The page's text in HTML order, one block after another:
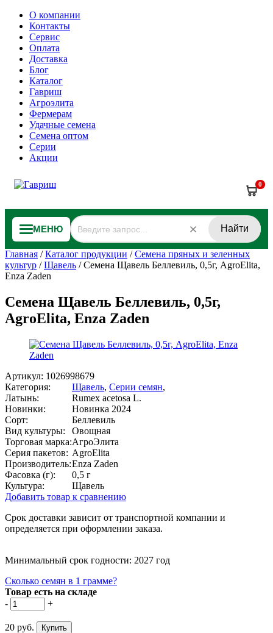
О компании
Контакты
Сервис
Оплата
Доставка
Блог
Каталог
Гавриш
Агроэлита
Фермерам
Удачные семена
Семена оптом
Серии
Акции
0
МЕНЮ Найти
Главная /Каталог продукции /Семена пряных и зеленных
культур /Щавель /Семена Щавель Беллевиль, 0,5г, AgroElita,
Enza Zaden
Семена Щавель Беллевиль, 0,5г,
AgroElita, Enza Zaden
Артикул: 1026998679
Категория:
Щавель, Серии семян,
Латынь:
Rumex acetosa L.
Новинки:
Новинка 2024
Сорт:
Беллевиль
Вид культуры:
Овощная
Торговая марка:АгроЭлита
Серия пакетов: AgroElita
Производитель:Enza Zaden
Фасовка (г):
0,5 г
Культура:
Щавель
Добавить товар к сравнению
Срок доставки зависит от транспортной компании и
определяется при оформлении заказа.
Минимальный срок годности: 2027 год
Сколько семян в 1 грамме?
Товар есть на складе
-
+
20 руб.